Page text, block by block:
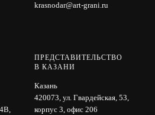
krasnodar@art-grani.ru
ПРЕДСТАВИТЕЛЬСТВО
В КАЗАНИ
Казань
420073, ул. Гвардейская, 53,
корпус 3, офис 206